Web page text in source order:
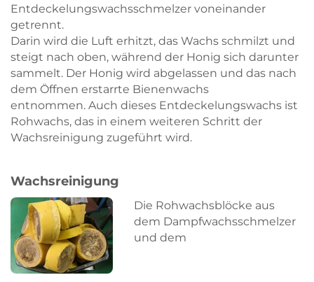
Entdeckelungswachsschmelzer voneinander
getrennt.
Darin wird die Luft erhitzt, das Wachs schmilzt und
steigt nach oben, während der Honig sich darunter
sammelt. Der Honig wird abgelassen und das nach
dem Öffnen erstarrte Bienenwachs
entnommen. Auch dieses Entdeckelungswachs ist
Rohwachs, das in einem weiteren Schritt der
Wachsreinigung zugeführt wird.
Wachsreinigung
Die Rohwachsblöcke aus
dem Dampfwachsschmelzer
und dem